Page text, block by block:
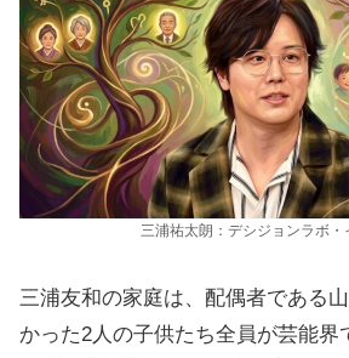
三浦祐太朗：デシジョンラボ・
三浦友和の家庭は、配偶者である
かった2人の子供たち全員が芸能界